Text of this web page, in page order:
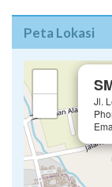
Peta Lokasi
Jl.